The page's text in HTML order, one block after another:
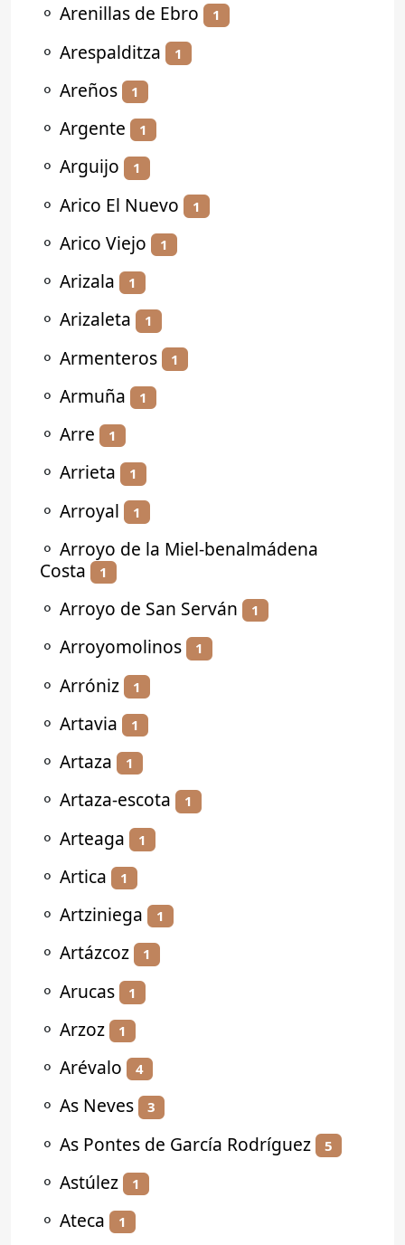
⚬ Arenillas de Ebro 1
⚬ Arespalditza 1
⚬ Areños 1
⚬ Argente 1
⚬ Arguijo 1
⚬ Arico El Nuevo 1
⚬ Arico Viejo 1
⚬ Arizala 1
⚬ Arizaleta 1
⚬ Armenteros 1
⚬ Armuña 1
⚬ Arre 1
⚬ Arrieta 1
⚬ Arroyal 1
⚬ Arroyo de la Miel-benalmádena
Costa
1
⚬ Arroyo de San Serván 1
⚬ Arroyomolinos 1
⚬ Arróniz 1
⚬ Artavia 1
⚬ Artaza 1
⚬ Artaza-escota 1
⚬ Arteaga 1
⚬ Artica 1
⚬ Artziniega 1
⚬ Artázcoz 1
⚬ Arucas 1
⚬ Arzoz 1
⚬ Arévalo 4
⚬ As Neves 3
⚬ As Pontes de García Rodríguez 5
⚬ Astúlez 1
⚬ Ateca 1